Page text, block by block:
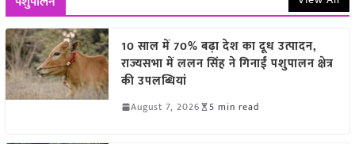
10 साल में 70% बढ़ा देश का दूध उत्पादन,
राज्यसभा में ललन सिंह ने गिनाईं पशुपालन क्षेत्र
की उपलब्धियां
August 7, 2026 5 min read